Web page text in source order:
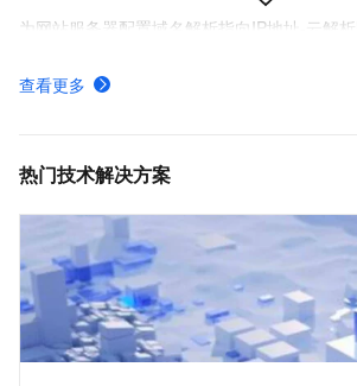
为网站服务器配置域名解析指向IP地址-云解
地域线路-境外_公网权威解析
公网权威域名解析管理-公网权威解析-云解析
查看更多
热门技术解决方案